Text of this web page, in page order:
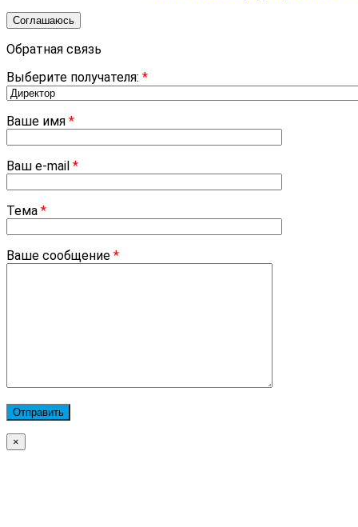
Соглашаюсь
Обратная связь
Выберите получателя: *
Ваше имя *
Ваш e-mail *
Тема *
Ваше сообщение *
×